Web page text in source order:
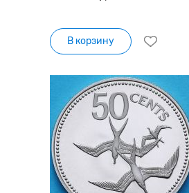
В корзину